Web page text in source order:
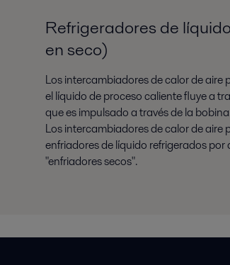
Refrigeradores de
en seco)
Los intercambiadores de calor de aire
el líquido de proceso caliente fluye a
que es impulsado a través de la
Los intercambiadores de calor de aire
enfriadores de líquido refrigerados
"enfriadores secos".